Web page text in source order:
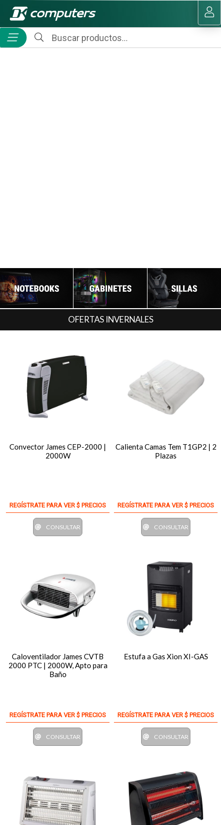
MI COMPRA
OFERTAS INVERNALES
Convector James CEP-2000 |
2000W
REGÍSTRATE PARA VER $ PRECIOS
CONSULTAR
Calienta Camas Tem T1GP2 | 2
Plazas
REGÍSTRATE PARA VER $ PRECIOS
CONSULTAR
Caloventilador James CVTB
2000 PTC | 2000W, Apto para
Baño
REGÍSTRATE PARA VER $ PRECIOS
CONSULTAR
Estufa a Gas Xion XI-GAS
REGÍSTRATE PARA VER $ PRECIOS
CONSULTAR